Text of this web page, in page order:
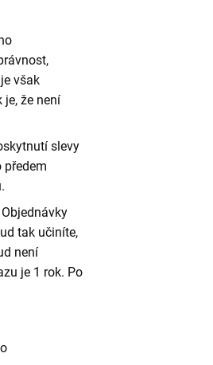
však
že není
slevy
předem
tak učiníte,
není
je 1 rok. Po